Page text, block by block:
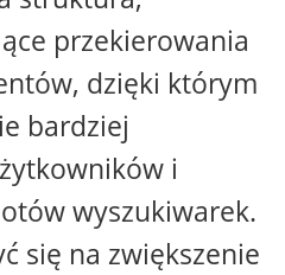
przekierowania
dzięki którym
bardziej
i
wyszukiwarek.
się na zwiększenie